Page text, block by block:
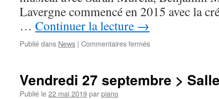
Lavergne commencé en 2015 avec la
… Continuer la lecture →
Publié dans News | Commentaires ferméssur
>
Vendredi 27 septembre >
Publié le22 mai 2019parpiano